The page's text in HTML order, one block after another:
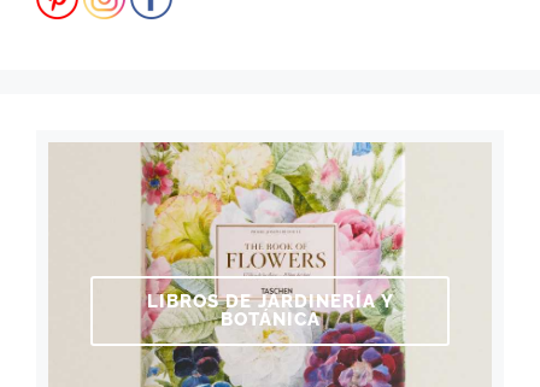
LIBROS DE JARDINERÍA Y
BOTÁNICA